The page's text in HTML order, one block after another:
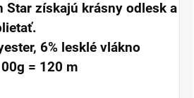
Star získajú krásny odlesk a
6% lesklé vlákno
= 120 m